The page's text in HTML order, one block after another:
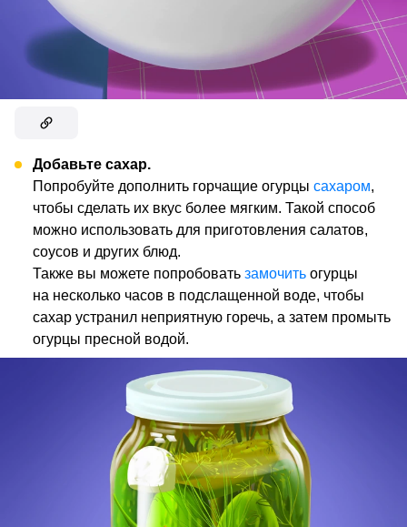
Добавьте сахар.
Попробуйте дополнить горчащие огурцы сахаром,
чтобы сделать их вкус более мягким. Такой способ
можно использовать для приготовления салатов,
соусов и других блюд.
Также вы можете попробовать замочить огурцы
на несколько часов в подслащенной воде, чтобы
сахар устранил неприятную горечь, а затем промыть
огурцы пресной водой.